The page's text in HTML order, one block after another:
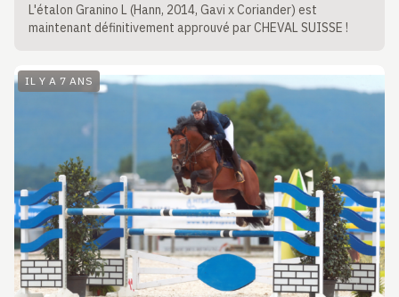
L'étalon Granino L (Hann, 2014, Gavi x Coriander) est
maintenant définitivement approuvé par CHEVAL SUISSE !
IL Y A 7 ANS